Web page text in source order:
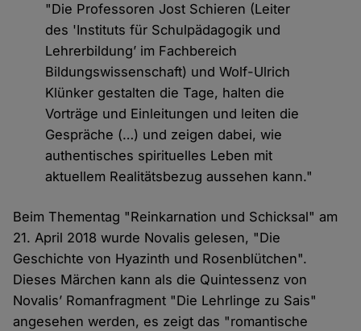
"Die Professoren Jost Schieren (Leiter
des 'Instituts für Schulpädagogik und
Lehrerbildung’ im Fachbereich
Bildungswissenschaft) und Wolf-Ulrich
Klünker gestalten die Tage, halten die
Vorträge und Einleitungen und leiten die
Gespräche (…) und zeigen dabei, wie
authentisches spirituelles Leben mit
aktuellem Realitätsbezug aussehen kann."
Beim Thementag "Reinkarnation und Schicksal" am
21. April 2018 wurde Novalis gelesen, "Die
Geschichte von Hyazinth und Rosenblütchen".
Dieses Märchen kann als die Quintessenz von
Novalis’ Romanfragment "Die Lehrlinge zu Sais"
angesehen werden, es zeigt das "romantische